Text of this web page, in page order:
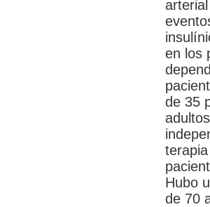
en los
de 35
Hubo
de 70